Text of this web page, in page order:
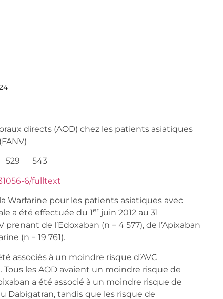
directs (AOD) chez les patients asiatiques
543
6/fulltext
pour les patients asiatiques avec
a été effectuée du 1er juin 2012 au 31
de l’Edoxaban (n = 4 577), de l’Apixaban
(n = 19 761).
à un moindre risque d’AVC
les AOD avaient un moindre risque de
a été associé à un moindre risque de
Dabigatran, tandis que les risque de